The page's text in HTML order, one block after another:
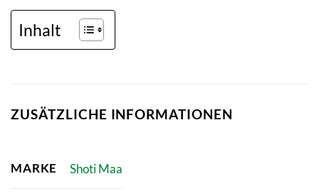
Inhalt
ZUSÄTZLICHE INFORMATIONEN
MARKE Shoti Maa